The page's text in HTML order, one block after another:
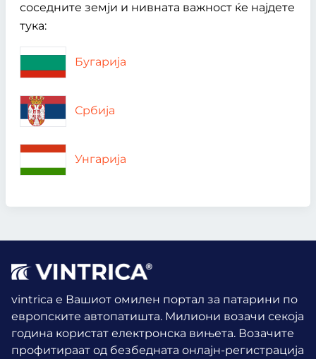
соседните земји и нивната важност ќе најдете
тука:
Бугарија
Србија
Унгарија
vintrica е Вашиот омилен портал за патарини по
европските автопатишта. Милиони возачи секоја
година користат електронска вињета. Возачите
профитираат од безбедната онлајн-регистрација